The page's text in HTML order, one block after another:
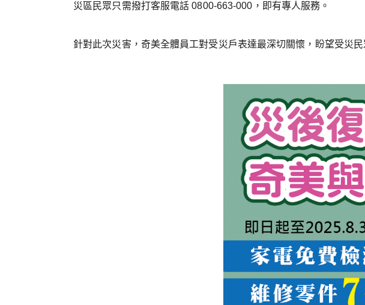
災區民眾只需撥打客服電話 0800-663-000，即有專人服務。
針對此次災害，奇美全體員工對受災戶表達最深切關懷，盼望受災